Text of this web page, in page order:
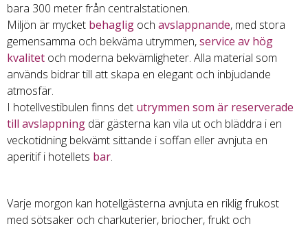
bara 300 meter från centralstationen.
Miljön är mycket behaglig och avslappnande, med stora
gemensamma och bekväma utrymmen,service av hög
kvalitet och moderna bekvämligheter. Alla material som
används bidrar till att skapa en elegant och inbjudande
atmosfär.
I hotellvestibulen finns det utrymmen som är reserverade
till avslappning där gästerna kan vila ut och bläddra i en
veckotidning bekvämt sittande i soffan eller avnjuta en
aperitif i hotellets bar.
Varje morgon kan hotellgästerna avnjuta en riklig frukost
med sötsaker och charkuterier, briocher, frukt och